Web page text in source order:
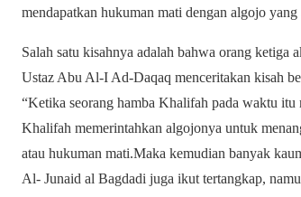
mendapatkan hukuman mati dengan algojo
Salah satu kisahnya adalah bahwa orang
Ustaz Abu Al-I Ad-Daqaq menceritakan kisah
“Ketika seorang hamba Khalifah pada waktu
Khalifah memerintahkan algojonya untuk
atau hukuman mati.Maka kemudian banyak
Al- Junaid al Bagdadi juga ikut tertangkap,